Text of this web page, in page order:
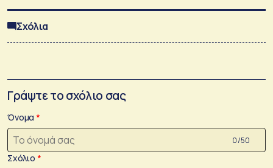
Σχόλια
Γράψτε το σχόλιο σας
Όνομα
0 /50
Σχόλιο